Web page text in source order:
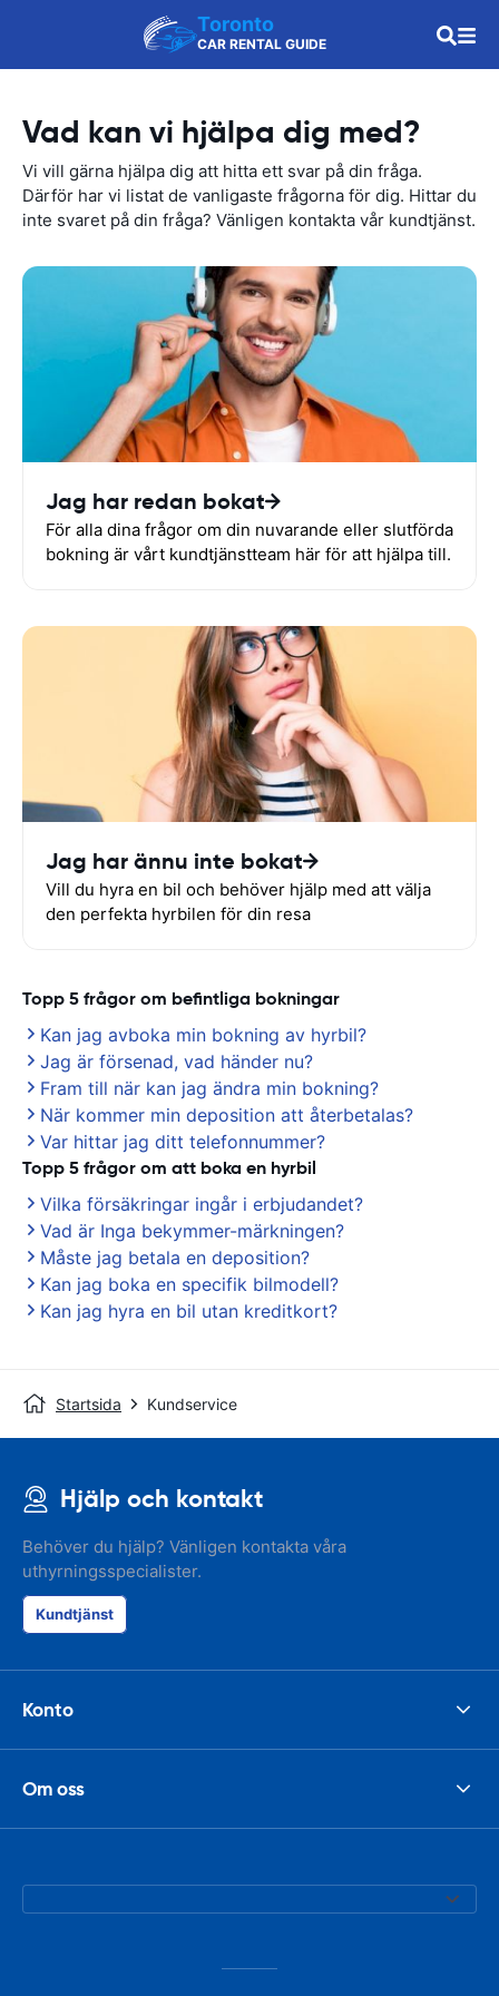
Toronto
CAR RENTAL GUIDE
Vad kan vi hjälpa dig med?
Vi vill gärna hjälpa dig att hitta ett svar på din fråga.
Därför har vi listat de vanligaste frågorna för dig. Hittar du
inte svaret på din fråga? Vänligen kontakta vår kundtjänst.
Jag har redan bokat
För alla dina frågor om din nuvarande eller slutförda
bokning är vårt kundtjänstteam här för att hjälpa till.
Jag har ännu inte bokat
Vill du hyra en bil och behöver hjälp med att välja
den perfekta hyrbilen för din resa
Topp 5 frågor om befintliga bokningar
Kan jag avboka min bokning av hyrbil?
Jag är försenad, vad händer nu?
Fram till när kan jag ändra min bokning?
När kommer min deposition att återbetalas?
Var hittar jag ditt telefonnummer?
Topp 5 frågor om att boka en hyrbil
Vilka försäkringar ingår i erbjudandet?
Vad är Inga bekymmer-märkningen?
Måste jag betala en deposition?
Kan jag boka en specifik bilmodell?
Kan jag hyra en bil utan kreditkort?
Startsida Kundservice
Hjälp och kontakt
Behöver du hjälp? Vänligen kontakta våra
uthyrningsspecialister.
Kundtjänst
Konto
Om oss